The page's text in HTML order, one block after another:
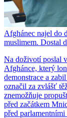
Afghánec najel do
muslimem. Dostal
Na doživotí poslal
Afghánce, který
demonstrace a
označil za zvlášť
znemožňuje
před začátkem
před